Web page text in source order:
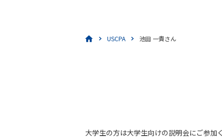
USCPA 池田 一貴さん
大学生の方は大学生向けの説明会にご参加